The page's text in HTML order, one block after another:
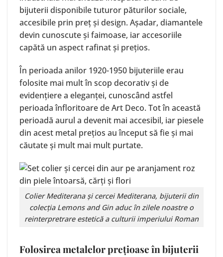
bijuterii disponibile tuturor păturilor sociale,
accesibile prin preț și design. Așadar, diamantele
devin cunoscute și faimoase, iar accesoriile
capătă un aspect rafinat și prețios.
În perioada anilor 1920-1950 bijuteriile erau
folosite mai mult în scop decorativ și de
evidențiere a eleganței, cunoscând astfel
perioada înfloritoare de Art Deco. Tot în această
perioadă aurul a devenit mai accesibil, iar piesele
din acest metal prețios au început să fie și mai
căutate și mult mai mult purtate.
Colier Mediteranași cercei Mediterana, bijuterii din
colecția Lemons and Gin aduc în zilele noastre o
reinterpretrare estetică a culturii imperiului Roman
Folosirea metalelor prețioase în bijuterii